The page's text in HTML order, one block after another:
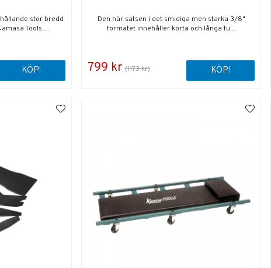
stor bredd
Tools ...
KÖP!
Den här satsen i det smidiga men starka 3/8"
formatet innehåller korta och långa tu...
799 kr (1173 kr) KÖP!